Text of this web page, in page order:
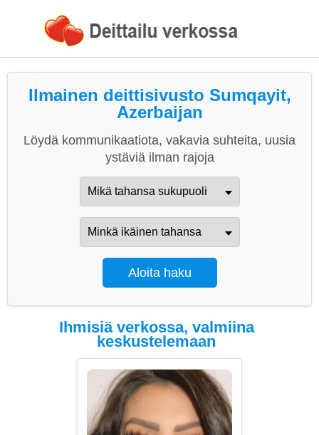
Ilmainen deittisivusto Sumqayit,
Azerbaijan
Löydä kommunikaatiota, vakavia suhteita, uusia
ystäviä ilman rajoja
Ihmisiä verkossa, valmiina
keskustelemaan